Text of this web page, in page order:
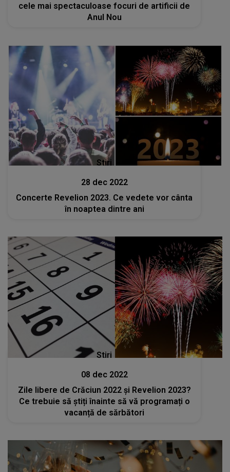
cele mai spectaculoase focuri de artificii de
Anul Nou
Stiri
28 dec 2022
Concerte Revelion 2023. Ce vedete vor cânta
în noaptea dintre ani
Stiri
08 dec 2022
Zile libere de Crăciun 2022 și Revelion 2023?
Ce trebuie să știți înainte să vă programați o
vacanță de sărbători